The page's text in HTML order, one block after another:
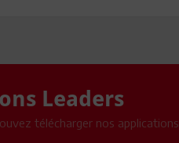
Leaders
télécharger nos applications